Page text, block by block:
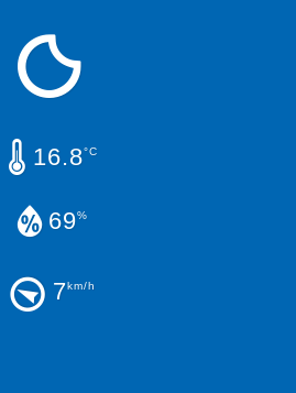
16.8°C
69%
7km/h